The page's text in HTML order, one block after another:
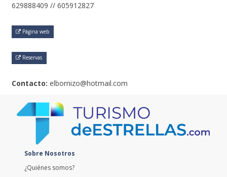
629888409 // 605912827
Página web
Reservas
Contacto: elbornizo@hotmail.com
Sobre Nosotros
¿Quiénes somos?